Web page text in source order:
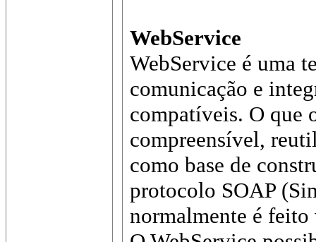
WebService
WebService é uma
comunicação e
compatíveis. O que
compreensível,
como base de
protocolo SOAP
normalmente é